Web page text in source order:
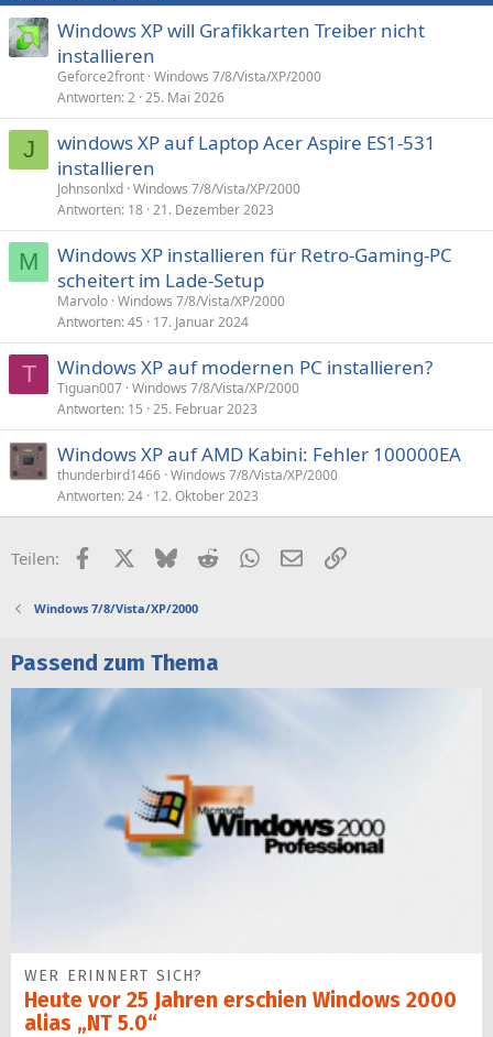
Windows XP will Grafikkarten Treiber nicht
installieren
Geforce2front Windows 7/8/Vista/XP/2000
Antworten 2 25. Mai 2026
J
windows XP auf Laptop Acer Aspire ES1-531
installieren
Johnsonlxd Windows 7/8/Vista/XP/2000
Antworten 18 21. Dezember 2023
M
Windows XP installieren für Retro-Gaming-PC
scheitert im Lade-Setup
Marvolo Windows 7/8/Vista/XP/2000
Antworten 45 17. Januar 2024
T Windows XP auf modernen PC installieren?
Tiguan007 Windows 7/8/Vista/XP/2000
Antworten 15 25. Februar 2023
Windows XP auf AMD Kabini: Fehler 100000EA
thunderbird1466 Windows 7/8/Vista/XP/2000
Antworten 24 12. Oktober 2023
Teilen: FacebookX (Twitter)
BlueskyRedditWhatsApp
E-MailLink
Windows 7/8/Vista/XP/2000
Passend zum Thema
WER ERINNERT SICH?
Heute vor 25 Jahren erschien Windows 2000
alias „NT 5.0“